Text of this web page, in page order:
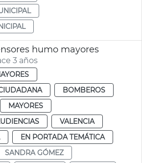
humo mayores
3 años
BOMBEROS
MAYORES
VALENCIA
EN PORTADA TEMÁTICA
SANDRA GÓMEZ